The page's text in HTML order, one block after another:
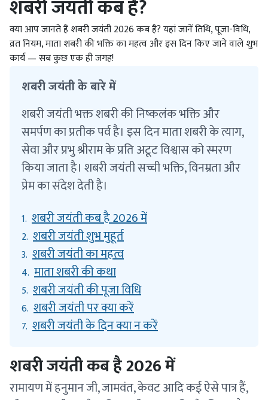
शबरी जयंती कब है?
क्या आप जानते हैं शबरी जयंती 2026 कब है? यहां जानें तिथि, पूजा-विधि,
व्रत नियम, माता शबरी की भक्ति का महत्व और इस दिन किए जाने वाले शुभ
कार्य — सब कुछ एक ही जगह!
शबरी जयंती के बारे में
शबरी जयंती भक्त शबरी की निष्कलंक भक्ति और
समर्पण का प्रतीक पर्व है। इस दिन माता शबरी के त्याग,
सेवा और प्रभु श्रीराम के प्रति अटूट विश्वास को स्मरण
किया जाता है। शबरी जयंती सच्ची भक्ति, विनम्रता और
प्रेम का संदेश देती है।
1. शबरी जयंती कब है 2026 में
2. शबरी जयंती शुभ मुहूर्त
3. शबरी जयंती का महत्व
4. माता शबरी की कथा
5. शबरी जयंती की पूजा विधि
6. शबरी जयंती पर क्या करें
7. शबरी जयंती के दिन क्या न करें
शबरी जयंती कब है 2026 में
रामायण में हनुमान जी, जामवंत, केवट आदि कई ऐसे पात्र हैं,